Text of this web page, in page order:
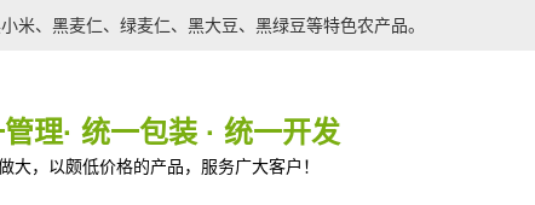
米、黑麦仁、绿麦仁、黑大豆、黑绿豆等特色农产品。
理· 统一包装 · 统一开发
大，以颇低价格的产品，服务广大客户！